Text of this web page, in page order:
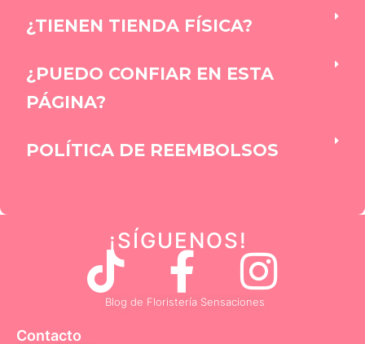
¿TIENEN TIENDA FÍSICA?
¿PUEDO CONFIAR EN ESTA
PÁGINA?
POLÍTICA DE REEMBOLSOS
¡SÍGUENOS!
T
i
F
a
I
n
Blog de Floristería Sensaciones
Contacto